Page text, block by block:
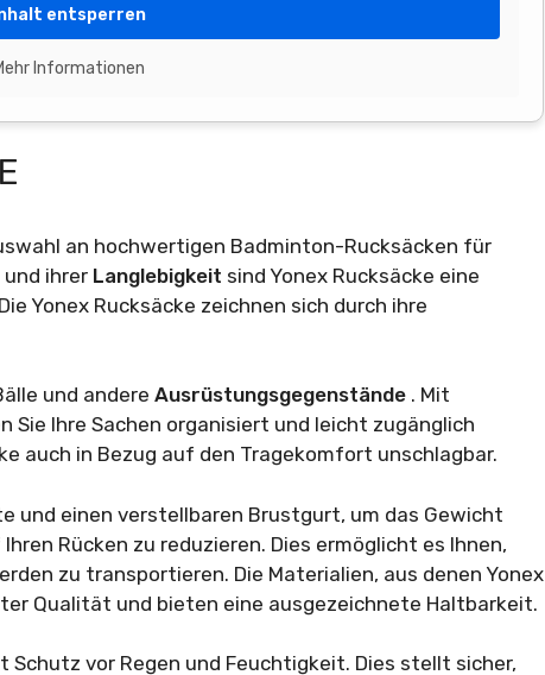
entsperren
Informationen
an hochwertigen Badminton-Rucksäcken für
und ihrer Langlebigkeit sind Yonex Rucksäcke eine
Yonex Rucksäcke zeichnen sich durch ihre
und andere Ausrüstungsgegenstände . Mit
Sie Ihre Sachen organisiert und leicht zugänglich
auch in Bezug auf den Tragekomfort unschlagbar.
und einen verstellbaren Brustgurt, um das Gewicht
Rücken zu reduzieren. Dies ermöglicht es Ihnen,
zu transportieren. Die Materialien, aus denen Yonex
Qualität und bieten eine ausgezeichnete Haltbarkeit.
vor Regen und Feuchtigkeit. Dies stellt sicher,